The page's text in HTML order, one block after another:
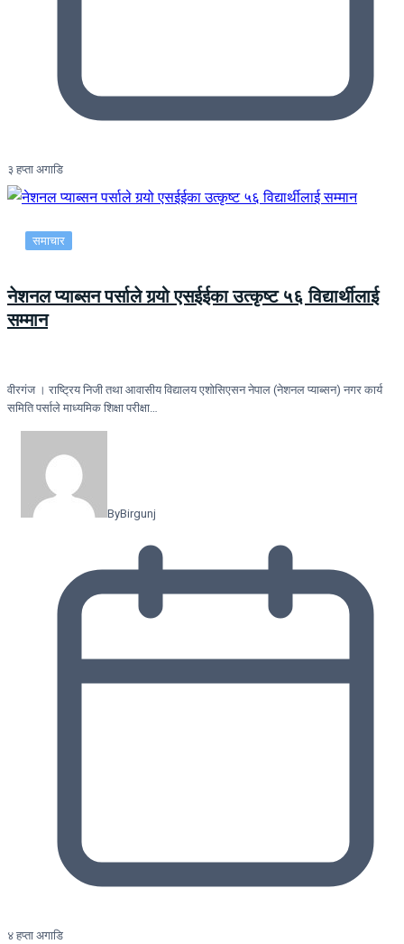
३ हप्ता अगाडि
समाचार
नेशनल प्याब्सन पर्साले गर्‍यो एसईईका उत्कृष्ट ५६ विद्यार्थीलाई
सम्मान
वीरगंज । राष्ट्रिय निजी तथा आवासीय विद्यालय एशोसिएसन नेपाल (नेशनल प्याब्सन) नगर कार्य
समिति पर्साले माध्यमिक शिक्षा परीक्षा…
ByBirgunj
४ हप्ता अगाडि